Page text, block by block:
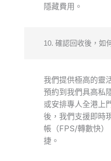
隱藏費用。
10. 確認回收後，如
我們提供極高的靈
預約到我們具高私
或安排專人全港上
後，我們支援即時
帳（FPS/轉數快
捷。